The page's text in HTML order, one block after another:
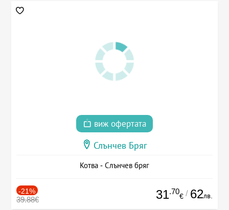
виж офертата
Слънчев Бряг
Котва - Слънчев бряг
-21%
39.88€ 31.70
€ / 62лв.